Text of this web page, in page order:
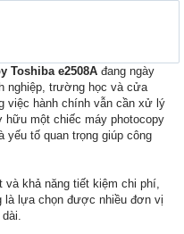
Toshiba e2508A đang ngày
nghiệp, trường học và cửa
việc hành chính vẫn cần xử lý
một chiếc máy photocopy
tố quan trọng giúp công
và khả năng tiết kiệm chi phí,
là lựa chọn được nhiều đơn vị